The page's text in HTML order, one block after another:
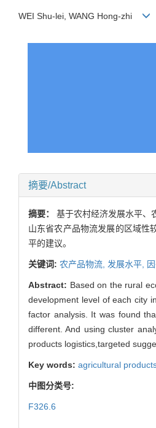
WEI Shu-lei, WANG Hong-zhi
摘要/Abstract
摘要： 基于农村经济发展水平、
山东省农产品物流发展的区域性
平的建议。
关键词: 农产品物流, 发展水平,
Abstract: Based on the rural
development level of each city
factor analysis. It was found
different. And using cluster
products logistics,targeted
Key words: agricultural
中图分类号:
F326.6